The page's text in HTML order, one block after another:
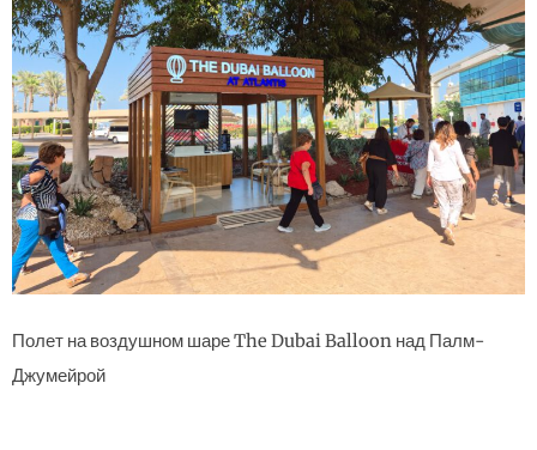
Полет на воздушном шаре The Dubai Balloon над Палм-
Джумейрой